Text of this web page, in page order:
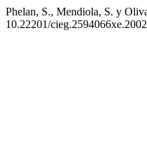
Phelan, S., Mendiola, S. y
10.22201/